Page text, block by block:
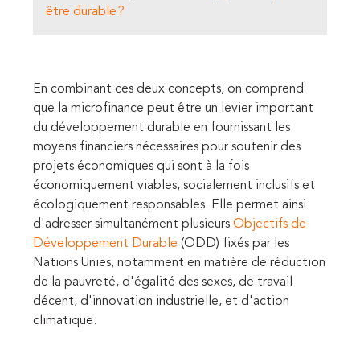
être durable ?
En combinant ces deux concepts, on comprend
que la microfinance peut être un levier important
du développement durable en fournissant les
moyens financiers nécessaires pour soutenir des
projets économiques qui sont à la fois
économiquement viables, socialement inclusifs et
écologiquement responsables. Elle permet ainsi
d'adresser simultanément plusieurs Objectifs de
Développement Durable (ODD) fixés par les
Nations Unies, notamment en matière de réduction
de la pauvreté, d'égalité des sexes, de travail
décent, d'innovation industrielle, et d'action
climatique.